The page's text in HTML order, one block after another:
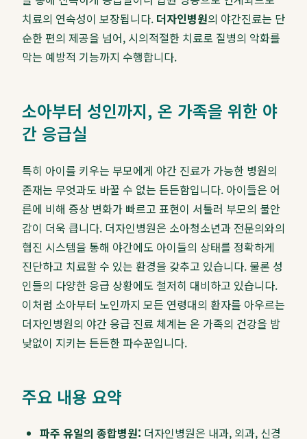
치료의 연속성이 보장됩니다. 더자인병원의 야간진료는 단
순한 편의 제공을 넘어, 시의적절한 치료로 질병의 악화를
막는 예방적 기능까지 수행합니다.
소아부터 성인까지, 온 가족을 위한 야
간 응급실
특히 아이를 키우는 부모에게 야간 진료가 가능한 병원의
존재는 무엇과도 바꿀 수 없는 든든함입니다. 아이들은 어
른에 비해 증상 변화가 빠르고 표현이 서툴러 부모의 불안
감이 더욱 큽니다. 더자인병원은 소아청소년과 전문의와의
협진 시스템을 통해 야간에도 아이들의 상태를 정확하게
진단하고 치료할 수 있는 환경을 갖추고 있습니다. 물론 성
인들의 다양한 응급 상황에도 철저히 대비하고 있습니다.
이처럼 소아부터 노인까지 모든 연령대의 환자를 아우르는
더자인병원의 야간 응급 진료 체계는 온 가족의 건강을 밤
낮없이 지키는 든든한 파수꾼입니다.
주요 내용 요약
파주 유일의 종합병원: 더자인병원은 내과, 외과, 신경